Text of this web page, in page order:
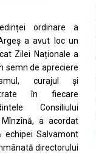
ordinare a
a avut loc un
Zilei Naționale a
semn de apreciere
curajul și
în fiecare
Consiliului
a acordat
echipei Salvamont
directorului